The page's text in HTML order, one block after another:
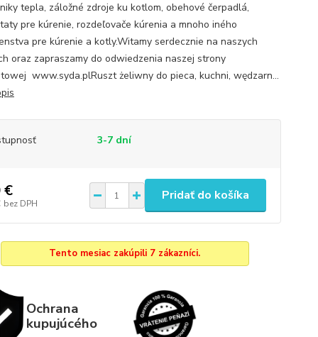
tepla, záložné zdroje ku kotlom, obehové čerpadlá,
pre kúrenie, rozdeľovače kúrenia a mnoho iného
pre kúrenie a kotly.Witamy serdecznie na naszych
oraz zapraszamy do odwiedzenia naszej strony
www.syda.plRuszt żeliwny do pieca, kuchni, wędzarn...
3-7 dní
€
bez DPH
Pridať do košíka
Tento mesiac zakúpili 7 zákazníci.
Ochrana
kupujúcého